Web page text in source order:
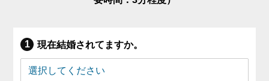
現在結婚されてますか。